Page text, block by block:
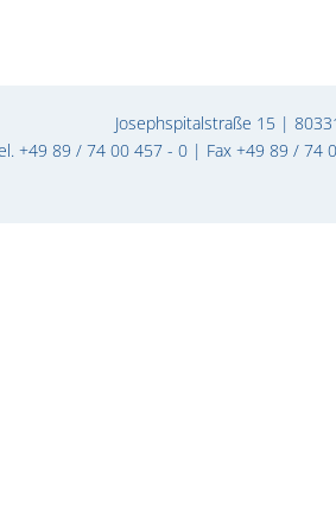
Josephspitalstraße 15 |
+49 89 / 74 00 457 - 0 | Fax +49 89 / 74